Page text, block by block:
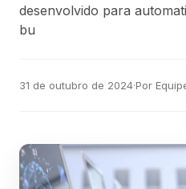
desenvolvido para
bu
31 de outubro de 2024·Por